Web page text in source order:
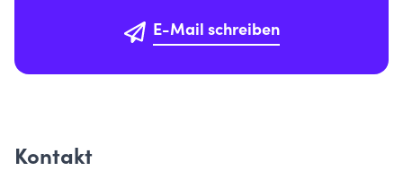
E-Mail schreiben
Kontakt